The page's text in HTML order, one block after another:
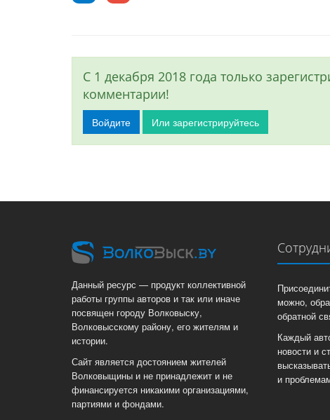
С 1 декабря 2018 года только
комментарии!
Войдите Или зарегистрируйтесь
Данный ресурс — продукт коллективной
работы группы авторов и так или иначе
посвящен городу Волковыску,
Волковысскому району, его жителям и
истории.
Сайт является достоянием жителей
Волковыщины и не принадлежит и не
финансируется никакими организациями,
партиями и фондами.
можно,
обратной
Каждый
новости и
и